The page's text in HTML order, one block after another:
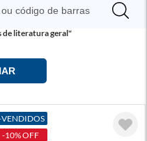
de literatura geral"
-10% OFF